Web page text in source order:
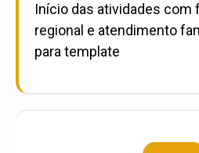
Início das atividades com
regional e atendimento
para template